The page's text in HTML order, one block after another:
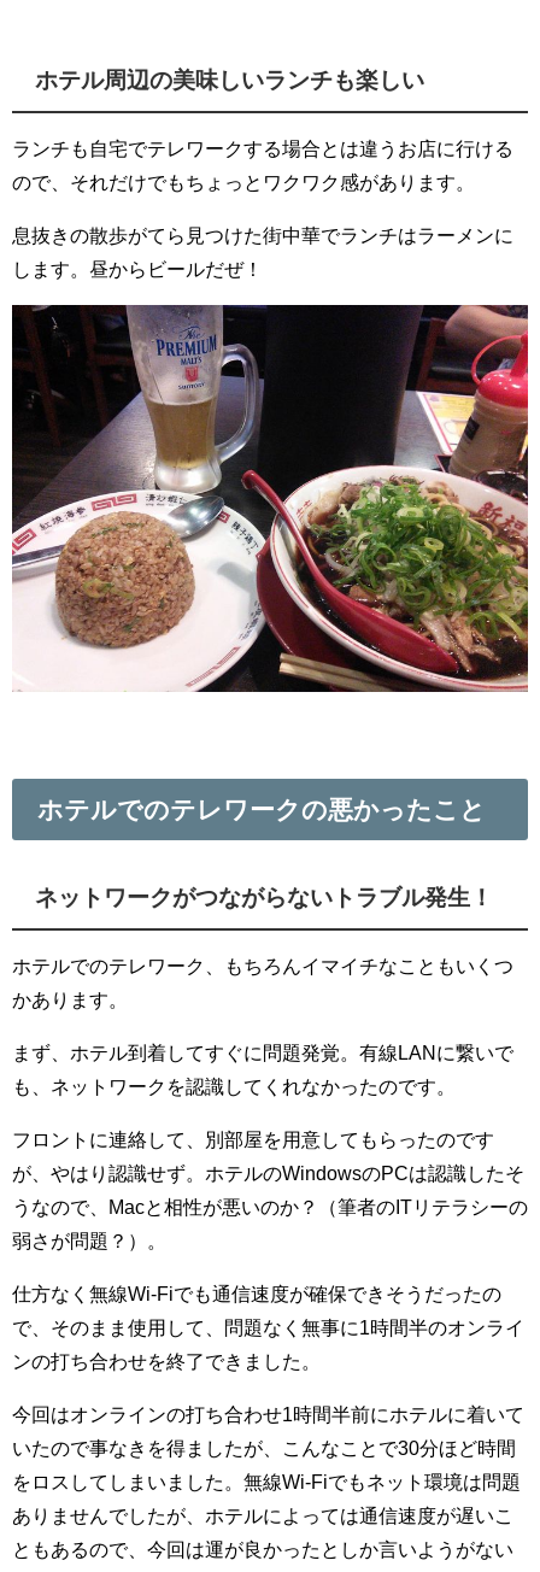
ホテル周辺の美味しいランチも楽しい
ランチも自宅でテレワークする場合とは違うお店に行ける
ので、それだけでもちょっとワクワク感があります。
息抜きの散歩がてら見つけた街中華でランチはラーメンに
します。昼からビールだぜ！
ホテルでのテレワークの悪かったこと
ネットワークがつながらないトラブル発生！
ホテルでのテレワーク、もちろんイマイチなこともいくつ
かあります。
まず、ホテル到着してすぐに問題発覚。有線LANに繋いで
も、ネットワークを認識してくれなかったのです。
フロントに連絡して、別部屋を用意してもらったのです
が、やはり認識せず。ホテルのWindowsのPCは認識したそ
うなので、Macと相性が悪いのか？（筆者のITリテラシーの
弱さが問題？）。
仕方なく無線Wi-Fiでも通信速度が確保できそうだったの
で、そのまま使用して、問題なく無事に1時間半のオンライ
ンの打ち合わせを終了できました。
今回はオンラインの打ち合わせ1時間半前にホテルに着いて
いたので事なきを得ましたが、こんなことで30分ほど時間
をロスしてしまいました。無線Wi-Fiでもネット環境は問題
ありませんでしたが、ホテルによっては通信速度が遅いこ
ともあるので、今回は運が良かったとしか言いようがない